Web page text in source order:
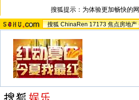
搜狐提示：为体验更加畅快的
搜狐 ChinaRen 17173 焦点房地产